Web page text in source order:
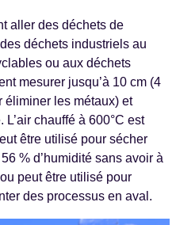
aller des déchets de
déchets industriels au
ou aux déchets
mesurer jusqu’à 10 cm (4
éliminer les métaux) et
chauffé à 600°C est
être utilisé pour sécher
% d’humidité sans avoir à
peut être utilisé pour
des processus en aval.